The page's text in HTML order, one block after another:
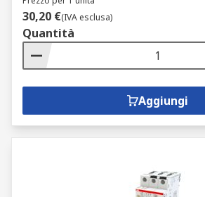
30,20 €(IVA esclusa)
Quantità
Aggiungi